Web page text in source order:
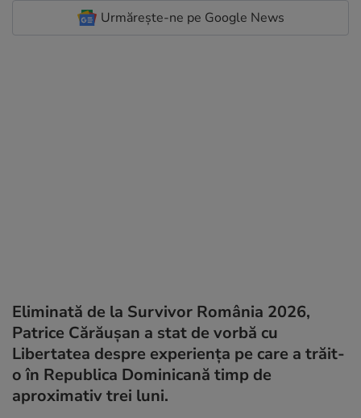
Urmărește-ne pe Google News
Eliminată de la Survivor România 2026,
Patrice Cărăușan a stat de vorbă cu
Libertatea despre experiența pe care a trăit-
o în Republica Dominicană timp de
aproximativ trei luni.